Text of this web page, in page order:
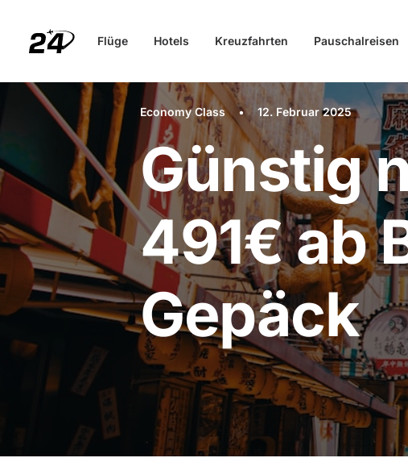
Flüge Hotels Kreuzfahrten Pauschalreisen
Economy Class • 12. Februar 2025
Günstig
491€ ab
Gepäck